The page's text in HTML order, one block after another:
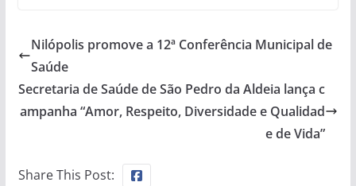
Nilópolis promove a 12ª Conferência Municipal de
Saúde
Secretaria de Saúde de São Pedro da Aldeia lança c
ampanha “Amor, Respeito, Diversidade e Qualidad
e de Vida”
Share This Post: